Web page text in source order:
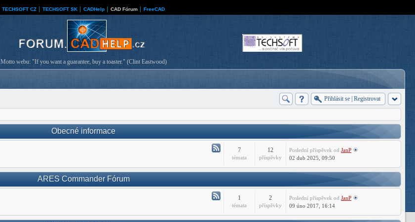
TECHSOFT CZ TECHSOFT SK CADHelp CAD Fórum FreeCAD
Motto webu: "If you want a guarantee, buy a toaster." (Clint Eastwood)
Přihlásit se Registrovat
Obecné informace
Atom
-
7
témata
12
příspěvky
Poslední příspěvek od JanP
02 dub 2025, 09:50
ARES Commander Fórum
Atom
-
1
témata
2
příspěvky
Poslední příspěvek od JanP
09 úno 2017, 16:14